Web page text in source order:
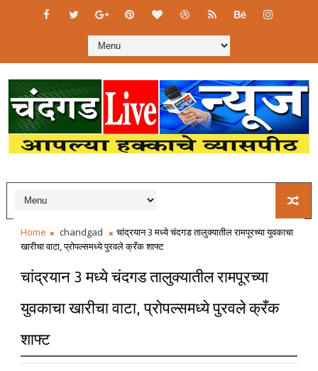
Home chandgad
चांद्रयान 3 मध्ये चंदगड तालुक्यातील रामपूरच्या युवकाचा
खारीचा वाटा, प्रोपल्समध्ये पुरवले क्रँक शाफ्ट
चांद्रयान 3 मध्ये चंदगड तालुक्यातील रामपूरच्या
युवकाचा खारीचा वाटा, प्रोपल्समध्ये पुरवले क्रँक
शाफ्ट